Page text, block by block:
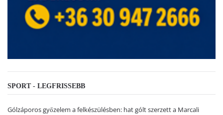
SPORT - LEGFRISSEBB
Gólzáporos győzelem a felkészülésben: hat gólt szerzett a Marcali